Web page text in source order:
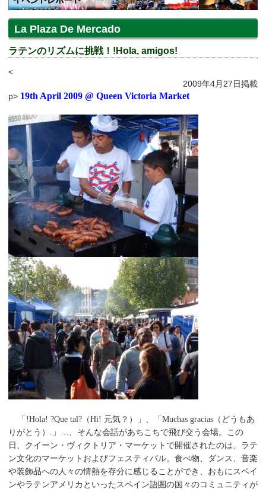
La Plaza De Mercado
ラテンのリズムに挑戦！!Hola, amigos!
<
2009年4月27日掲載
p> 19th April 2009 @ Queen Victoria Market
「!Hola! ?Que tal?（Hi! 元気？）」、「Muchas gracias（どうもあ
りがとう）.」…、そんな会話があちこちで飛び交う会場。この
日、クイーン・ヴィクトリア・マーケットで開催されたのは、ラテ
ン文化のマーケットおよびフェスティバル。食べ物、ダンス、音楽
や装飾品への人々の情熱を存分に感じることができ、おもにスペイ
ンやラテンアメリカといったスペイン語圏の国々のコミュニティが